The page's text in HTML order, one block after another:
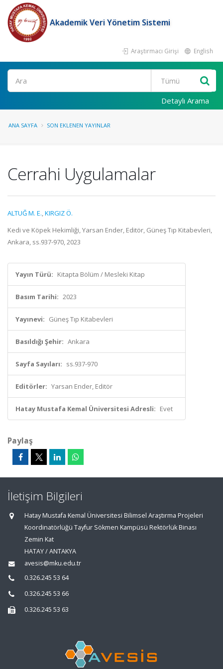
Akademik Veri Yönetim Sistemi
Araştırmacı Girişi English
Ara
Detaylı Arama
ANA SAYFA SON EKLENEN YAYINLAR
Cerrahi Uygulamalar
ALTUĞ M. E.,KIRGIZ Ö.
Kedi ve Köpek Hekimliği, Yarsan Ender, Editör, Güneş Tıp Kitabevleri,
Ankara, ss.937-970, 2023
Yayın Türü: Kitapta Bölüm / Mesleki Kitap
Basım Tarihi: 2023
Yayınevi: Güneş Tıp Kitabevleri
Basıldığı Şehir: Ankara
Sayfa Sayıları: ss.937-970
Editörler: Yarsan Ender, Editör
Hatay Mustafa Kemal Üniversitesi Adresli: Evet
Paylaş
İletişim Bilgileri
Hatay Mustafa Kemal Üniversitesi Bilimsel Araştırma Projeleri
Koordinatörlüğü Tayfur Sökmen Kampüsü Rektörlük Binası
Zemin Kat
HATAY / ANTAKYA
avesis@mku.edu.tr
0.326.245 53 64
0.326.245 53 66
0.326.245 53 63